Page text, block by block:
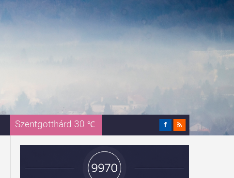
Szentgotthárd 30 ℃